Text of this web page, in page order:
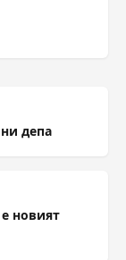
депа
новият